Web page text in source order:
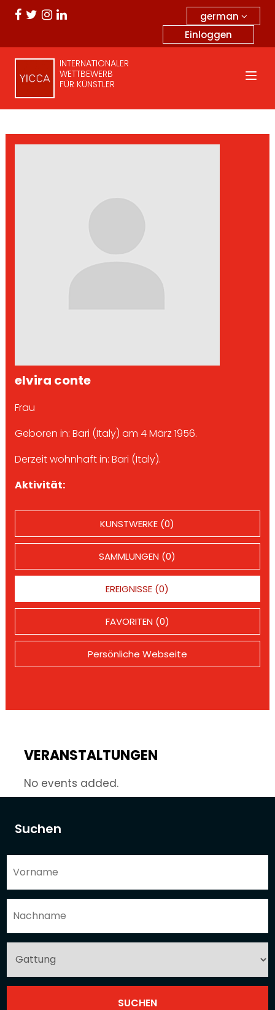
german
Einloggen
INTERNATIONALER
WETTBEWERB
FÜR KÜNSTLER
Suchen
elvira conte
Frau
Geboren in: Bari (Italy) am 4 März 1956.
Derzeit wohnhaft in: Bari (Italy).
Aktivität:
KUNSTWERKE (0)
SAMMLUNGEN (0)
EREIGNISSE (0)
FAVORITEN (0)
Persönliche Webseite
VERANSTALTUNGEN
No events added.